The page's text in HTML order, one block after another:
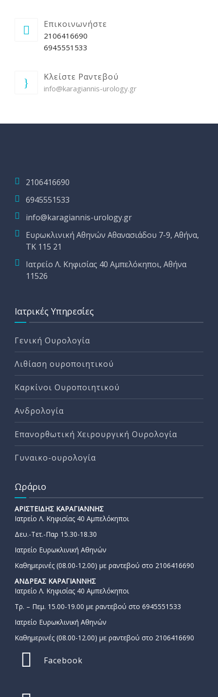
Επικοινωνήστε
2106416690
6945551533
Κλείστε Ραντεβού
info@karagiannis-urology.gr
2106416690
6945551533
info@karagiannis-urology.gr
Ευρωκλινική Αθηνών Αθανασιάδου 7-9, Αθήνα,
ΤΚ 115 21
Ιατρείο Λ. Κηφισίας 40 Αμπελόκηποι, Αθήνα
11526
Ιατρικές Υπηρεσίες
Γενική Ουρολογία
Λιθίαση ουροποιητικού
Καρκίνοι Ουροποιητικού
Ανδρολογία
Επανορθωτική Χειρουργική Ουρολογία
Γυναικο-ουρολογία
Ωράριο
ΑΡΙΣΤΕΙΔΗΣ ΚΑΡΑΓΙΑΝΝΗΣ
Ιατρείο Λ. Κηφισίας 40 Αμπελόκηποι
Δευ.-Τετ.-Παρ 15.30-18.30
Ιατρείο Ευρωκλινική Αθηνών
Καθημερινές (08.00-12.00) με ραντεβού στο 2106416690
ΑΝΔΡΕΑΣ ΚΑΡΑΓΙΑΝΝΗΣ
Ιατρείο Λ. Κηφισίας 40 Αμπελόκηποι
Τρ. – Πεμ. 15.00-19.00 με ραντεβού στο 6945551533
Ιατρείο Ευρωκλινική Αθηνών
Καθημερινές (08.00-12.00) με ραντεβού στο 2106416690
Facebook